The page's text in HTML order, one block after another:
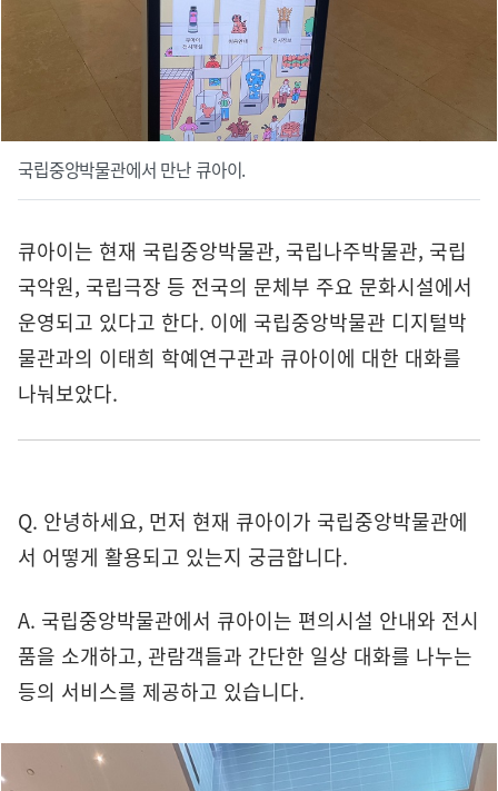
국립중앙박물관에서 만난 큐아이.
큐아이는 현재 국립중앙박물관, 국립나주박물관, 국립
국악원, 국립극장 등 전국의 문체부 주요 문화시설에서
운영되고 있다고 한다. 이에 국립중앙박물관 디지털박
물관과의 이태희 학예연구관과 큐아이에 대한 대화를
나눠보았다.
Q. 안녕하세요, 먼저 현재 큐아이가 국립중앙박물관에
서 어떻게 활용되고 있는지 궁금합니다.
A. 국립중앙박물관에서 큐아이는 편의시설 안내와 전시
품을 소개하고, 관람객들과 간단한 일상 대화를 나누는
등의 서비스를 제공하고 있습니다.